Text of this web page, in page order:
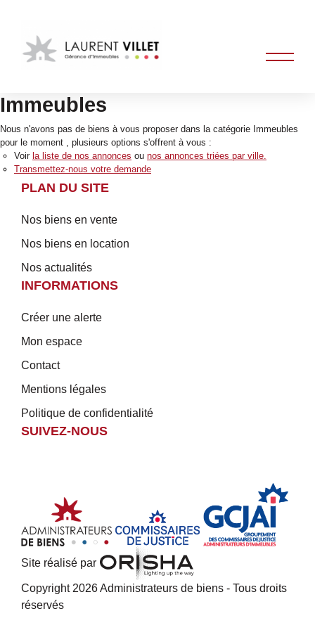
Immeubles
Nous n'avons pas de biens à vous proposer dans la catégorie Immeubles
pour le moment , plusieurs options s'offrent à vous :
Voir la liste de nos annonces ou nos annonces triées par ville.
Transmettez-nous votre demande
PLAN DU SITE
Nos biens en vente
Nos biens en location
Nos actualités
INFORMATIONS
Créer une alerte
Mon espace
Contact
Mentions légales
Politique de confidentialité
SUIVEZ-NOUS
Site réalisé par
Copyright 2026 Administrateurs de biens - Tous droits
réservés